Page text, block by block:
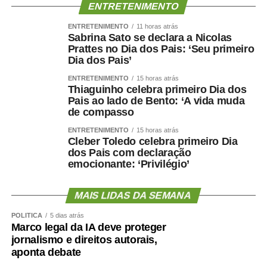
ENTRETENIMENTO
ENTRETENIMENTO 11 horas atrás
Sabrina Sato se declara a Nicolas
Prattes no Dia dos Pais: ‘Seu primeiro
Dia dos Pais’
ENTRETENIMENTO 15 horas atrás
Thiaguinho celebra primeiro Dia dos
Pais ao lado de Bento: ‘A vida muda
de compasso
ENTRETENIMENTO 15 horas atrás
Cleber Toledo celebra primeiro Dia
dos Pais com declaração
emocionante: ‘Privilégio’
MAIS LIDAS DA SEMANA
POLÍTICA 5 dias atrás
Marco legal da IA deve proteger
jornalismo e direitos autorais,
aponta debate